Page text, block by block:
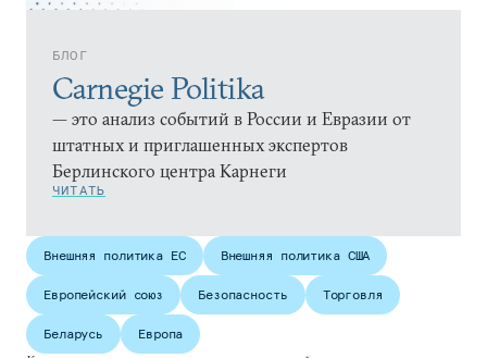
БЛОГ
Carnegie Politika
— это анализ событий в России и Евразии от
штатных и приглашенных экспертов
Берлинского центра Карнеги
ЧИТАТЬ
Внешняя политика ЕС Внешняя политика США
Европейский союз Безопасность Торговля
Беларусь
Европа